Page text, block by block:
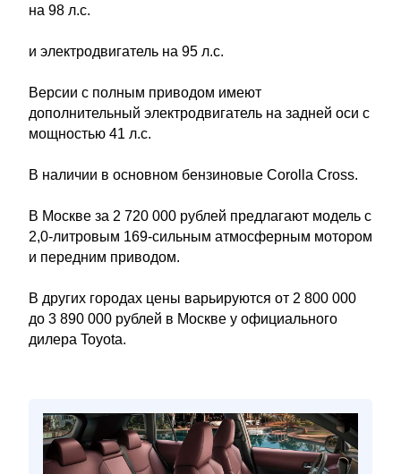
на 98 л.с.
и электродвигатель на 95 л.с.
Версии с полным приводом имеют
дополнительный электродвигатель на задней оси с
мощностью 41 л.с.
В наличии в основном бензиновые Corolla Cross.
В Москве за 2 720 000 рублей предлагают модель с
2,0-литровым 169-сильным атмосферным мотором
и передним приводом.
В других городах цены варьируются от 2 800 000
до 3 890 000 рублей в Москве у официального
дилера Toyota.